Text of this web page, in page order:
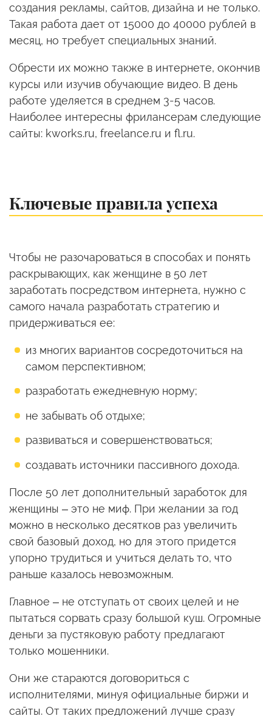
создания рекламы, сайтов, дизайна и не только.
Такая работа дает от 15000 до 40000 рублей в
месяц, но требует специальных знаний.
Обрести их можно также в интернете, окончив
курсы или изучив обучающие видео. В день
работе уделяется в среднем 3-5 часов.
Наиболее интересны фрилансерам следующие
сайты: kworks.ru, freelance.ru и fl.ru.
Ключевые правила успеха
Чтобы не разочароваться в способах и понять
раскрывающих, как женщине в 50 лет
заработать посредством интернета, нужно с
самого начала разработать стратегию и
придерживаться ее:
из многих вариантов сосредоточиться на
самом перспективном;
разработать ежедневную норму;
не забывать об отдыхе;
развиваться и совершенствоваться;
создавать источники пассивного дохода.
После 50 лет дополнительный заработок для
женщины – это не миф. При желании за год
можно в несколько десятков раз увеличить
свой базовый доход, но для этого придется
упорно трудиться и учиться делать то, что
раньше казалось невозможным.
Главное – не отступать от своих целей и не
пытаться сорвать сразу большой куш. Огромные
деньги за пустяковую работу предлагают
только мошенники.
Они же стараются договориться с
исполнителями, минуя официальные биржи и
сайты. От таких предложений лучше сразу